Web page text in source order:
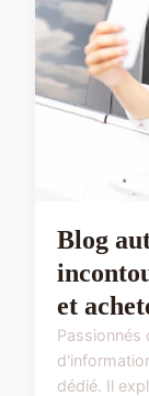
Blog
et
Passionnés
dédié. Il